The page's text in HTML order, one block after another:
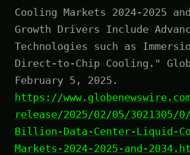
Cooling Markets 2024-2025
Growth Drivers Include
Technologies such as
Direct-to-Chip Cooling."
February 5, 2025.
https://
release/2025/02/05/3021305/
Billion-Data-Center-Liquid-
Markets-2024-2025-and-